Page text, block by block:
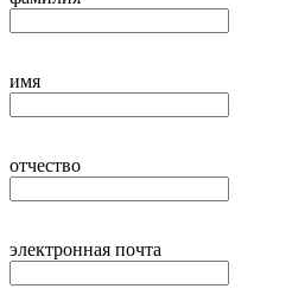
имя
отчество
электронная почта